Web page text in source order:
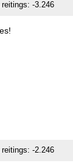
reitings:-3.246
reitings:-2.246